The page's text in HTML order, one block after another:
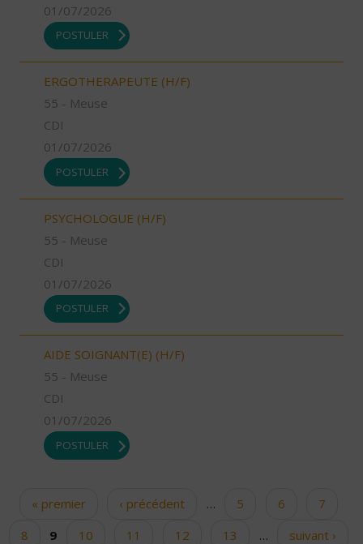
01/07/2026
POSTULER
ERGOTHERAPEUTE (H/F)
55 - Meuse
CDI
01/07/2026
POSTULER
PSYCHOLOGUE (H/F)
55 - Meuse
CDI
01/07/2026
POSTULER
AIDE SOIGNANT(E) (H/F)
55 - Meuse
CDI
01/07/2026
POSTULER
Pages« premier ‹ précédent … 5 6
7
8
9 10 11 12 13 …
suivant ›